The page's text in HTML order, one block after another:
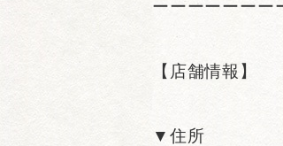
ーーーーーーー
【店舗情報】
▼住所